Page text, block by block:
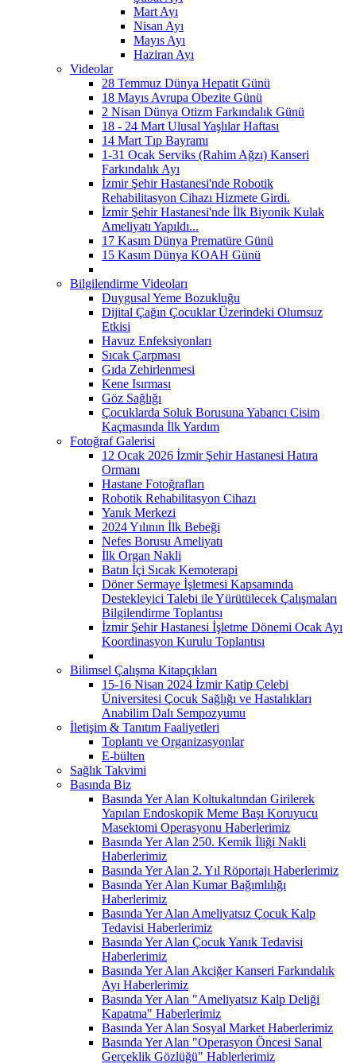
Mart Ayı
Nisan Ayı
Mayıs Ayı
Haziran Ayı
Videolar
28 Temmuz Dünya Hepatit Günü
18 Mayıs Avrupa Obezite Günü
2 Nisan Dünya Otizm Farkındalık Günü
18 - 24 Mart Ulusal Yaşlılar Haftası
14 Mart Tıp Bayramı
1-31 Ocak Serviks (Rahim Ağzı) Kanseri
Farkındalık Ayı
İzmir Şehir Hastanesi'nde Robotik
Rehabilitasyon Cihazı Hizmete Girdi.
İzmir Şehir Hastanesi'nde İlk Biyonik Kulak
Ameliyatı Yapıldı...
17 Kasım Dünya Prematüre Günü
15 Kasım Dünya KOAH Günü
Bilgilendirme Videoları
Duygusal Yeme Bozukluğu
Dijital Çağın Çocuklar Üzerindeki Olumsuz
Etkisi
Havuz Enfeksiyonları
Sıcak Çarpması
Gıda Zehirlenmesi
Kene Isırması
Göz Sağlığı
Çocuklarda Soluk Borusuna Yabancı Cisim
Kaçmasında İlk Yardım
Fotoğraf Galerisi
12 Ocak 2026 İzmir Şehir Hastanesi Hatıra
Ormanı
Hastane Fotoğrafları
Robotik Rehabilitasyon Cihazı
Yanık Merkezi
2024 Yılının İlk Bebeği
Nefes Borusu Ameliyatı
İlk Organ Nakli
Batın İçi Sıcak Kemoterapi
Döner Sermaye İşletmesi Kapsamında
Destekleyici Talebi ile Yürütülecek Çalışmaları
Bilgilendirme Toplantısı
İzmir Şehir Hastanesi İşletme Dönemi Ocak Ayı
Koordinasyon Kurulu Toplantısı
Bilimsel Çalışma Kitapçıkları
15-16 Nisan 2024 İzmir Katip Çelebi
Üniversitesi Çocuk Sağlığı ve Hastalıkları
Anabilim Dalı Sempozyumu
İletişim & Tanıtım Faaliyetleri
Toplantı ve Organizasyonlar
E-bülten
Sağlık Takvimi
Basında Biz
Basında Yer Alan Koltukaltından Girilerek
Yapılan Endoskopik Meme Başı Koruyucu
Masektomi Operasyonu Haberlerimiz
Basında Yer Alan 250. Kemik İliği Nakli
Haberlerimiz
Basında Yer Alan 2. Yıl Röportajı Haberlerimiz
Basında Yer Alan Kumar Bağımlılığı
Haberlerimiz
Basında Yer Alan Ameliyatsız Çocuk Kalp
Tedavisi Haberlerimiz
Basında Yer Alan Çocuk Yanık Tedavisi
Haberlerimiz
Basında Yer Alan Akciğer Kanseri Farkındalık
Ayı Haberlerimiz
Basında Yer Alan "Ameliyatsız Kalp Deliği
Kapatma" Haberlerimiz
Basında Yer Alan Sosyal Market Haberlerimiz
Basında Yer Alan "Operasyon Öncesi Sanal
Gerçeklik Gözlüğü" Hablerlerimiz